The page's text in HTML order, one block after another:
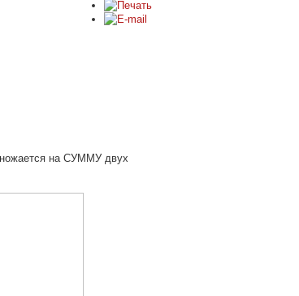
на СУММУ двух